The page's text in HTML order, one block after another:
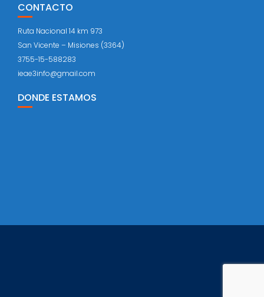
CONTACTO
Ruta Nacional 14 km 973
San Vicente – Misiones (3364)
3755-15-588283
ieae3info@gmail.com
DONDE ESTAMOS